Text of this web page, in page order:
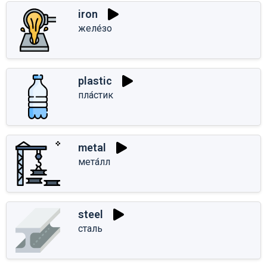
iron
желе́зо
plastic
пла́стик
metal
мета́лл
steel
сталь